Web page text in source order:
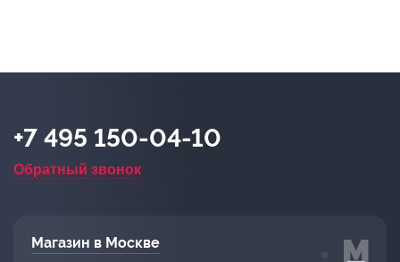
+7 495 150-04-10
Обратный звонок
Магазин в Москве